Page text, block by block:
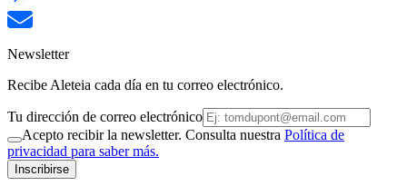
Newsletter
Recibe Aleteia cada día en tu correo electrónico.
Tu dirección de correo electrónico
Acepto recibir la newsletter. Consulta nuestra Política de
privacidad para saber más.
Inscribirse